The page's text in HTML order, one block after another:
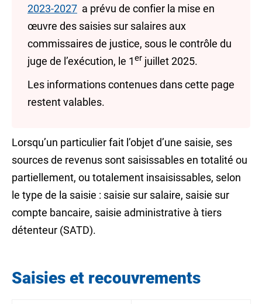
2023-2027 a prévu de confier la mise en
œuvre des saisies sur salaires aux
commissaires de justice, sous le contrôle du
juge de l’exécution, le 1er juillet 2025.
Les informations contenues dans cette page
restent valables.
Lorsqu’un particulier fait l’objet d’une saisie, ses
sources de revenus sont saisissables en totalité ou
partiellement, ou totalement insaisissables, selon
le type de la saisie : saisie sur salaire, saisie sur
compte bancaire, saisie administrative à tiers
détenteur (SATD).
Saisies et recouvrements